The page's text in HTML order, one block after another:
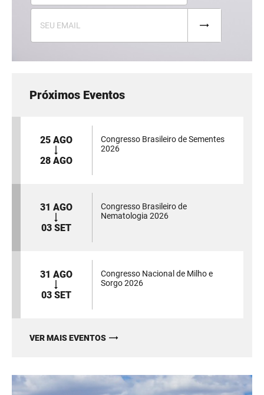
Próximos Eventos
25 AGO
28 AGO
Congresso Brasileiro de Sementes
2026
31 AGO
03 SET
Congresso Brasileiro de
Nematologia 2026
31 AGO
03 SET
Congresso Nacional de Milho e
Sorgo 2026
VER MAIS EVENTOS